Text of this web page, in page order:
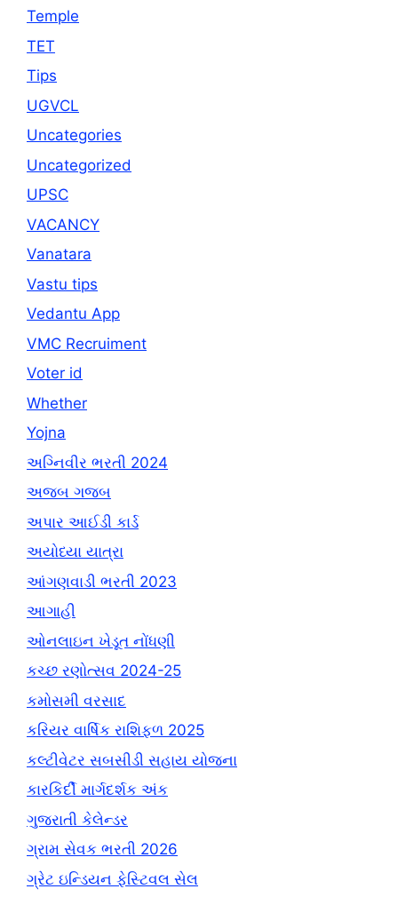
Temple
TET
Tips
UGVCL
Uncategories
Uncategorized
UPSC
VACANCY
Vanatara
Vastu tips
Vedantu App
VMC Recruiment
Voter id
Whether
Yojna
અગ્નિવીર ભરતી 2024
અજબ ગજબ
અપાર આઈડી કાર્ડ
અયોધ્યા યાત્રા
આંગણવાડી ભરતી 2023
આગાહી
ઓનલાઇન ખેડૂત નોંધણી
કચ્છ રણોત્સવ 2024-25
કમોસમી વરસાદ
કરિયર વાર્ષિક રાશિફળ 2025
કલ્ટીવેટર સબસીડી સહાય યોજના
કારકિર્દી માર્ગદર્શક અંક
ગુજરાતી કેલેન્ડર
ગ્રામ સેવક ભરતી 2026
ગ્રેટ ઇન્ડિયન ફેસ્ટિવલ સેલ